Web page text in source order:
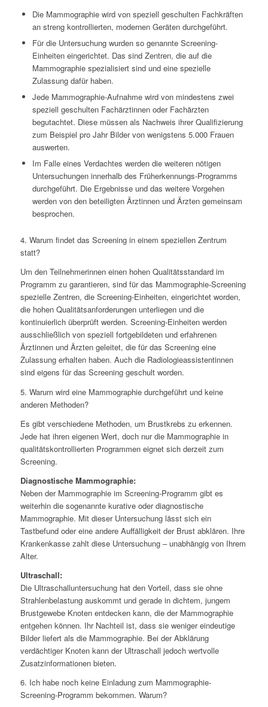
Die Mammographie wird von speziell geschulten Fachkräften
an streng kontrollierten, modernen Geräten durchgeführt.
Für die Untersuchung wurden so genannte Screening-
Einheiten eingerichtet. Das sind Zentren, die auf die
Mammographie spezialisiert sind und eine spezielle
Zulassung dafür haben.
Jede Mammographie-Aufnahme wird von mindestens zwei
speziell geschulten Fachärztinnen oder Fachärzten
begutachtet. Diese müssen als Nachweis ihrer Qualifizierung
zum Beispiel pro Jahr Bilder von wenigstens 5.000 Frauen
auswerten.
Im Falle eines Verdachtes werden die weiteren nötigen
Untersuchungen innerhalb des Früherkennungs-Programms
durchgeführt. Die Ergebnisse und das weitere Vorgehen
werden von den beteiligten Ärztinnen und Ärzten gemeinsam
besprochen.
4. Warum findet das Screening in einem speziellen Zentrum
statt?
Um den Teilnehmerinnen einen hohen Qualitätsstandard im
Programm zu garantieren, sind für das Mammographie-Screening
spezielle Zentren, die Screening-Einheiten, eingerichtet worden,
die hohen Qualitätsanforderungen unterliegen und die
kontinuierlich überprüft werden. Screening-Einheiten werden
ausschließlich von speziell fortgebildeten und erfahrenen
Ärztinnen und Ärzten geleitet, die für das Screening eine
Zulassung erhalten haben. Auch die Radiologieassistentinnen
sind eigens für das Screening geschult worden.
5. Warum wird eine Mammographie durchgeführt und keine
anderen Methoden?
Es gibt verschiedene Methoden, um Brustkrebs zu erkennen.
Jede hat ihren eigenen Wert, doch nur die Mammographie in
qualitätskontrollierten Programmen eignet sich derzeit zum
Screening.
Diagnostische Mammographie:
Neben der Mammographie im Screening-Programm gibt es
weiterhin die sogenannte kurative oder diagnostische
Mammographie. Mit dieser Untersuchung lässt sich ein
Tastbefund oder eine andere Auffälligkeit der Brust abklären. Ihre
Krankenkasse zahlt diese Untersuchung – unabhängig von Ihrem
Alter.
Ultraschall:
Die Ultraschalluntersuchung hat den Vorteil, dass sie ohne
Strahlenbelastung auskommt und gerade in dichtem, jungem
Brustgewebe Knoten entdecken kann, die der Mammographie
entgehen können. Ihr Nachteil ist, dass sie weniger eindeutige
Bilder liefert als die Mammographie. Bei der Abklärung
verdächtiger Knoten kann der Ultraschall jedoch wertvolle
Zusatzinformationen bieten.
6. Ich habe noch keine Einladung zum Mammographie-
Screening-Programm bekommen. Warum?